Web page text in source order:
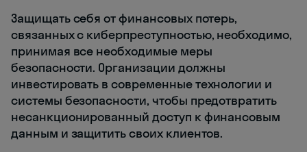
Защищать себя от финансовых потерь,
связанных с киберпреступностью, необходимо,
принимая все необходимые меры
безопасности. Организации должны
инвестировать в современные технологии и
системы безопасности, чтобы предотвратить
несанкционированный доступ к финансовым
данным и защитить своих клиентов.